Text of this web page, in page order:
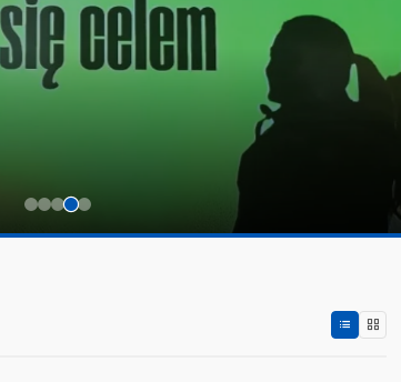
bieżąco z życiem